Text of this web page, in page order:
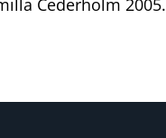
Cederholm 2005.